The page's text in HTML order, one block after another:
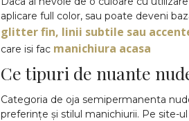
aplicare full color, sau poate deveni
glitter fin, linii subtile sau
care isi fac manichiura acasa
Ce tipuri de nuante
Categoria de oja semipermanenta
preferințe și stilul manichiurii. Pe site-